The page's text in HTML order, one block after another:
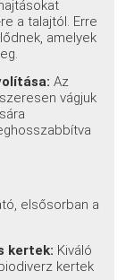
a talajtól. Erre
amelyek
Az
vágjuk
elsősorban a
kertek: Kiváló
kertek